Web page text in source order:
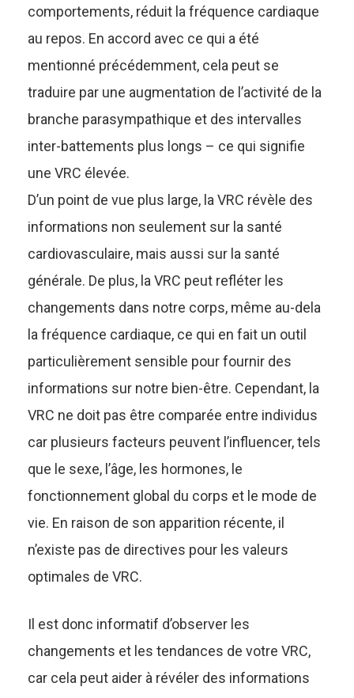
comportements, réduit la fréquence cardiaque
au repos. En accord avec ce qui a été
mentionné précédemment, cela peut se
traduire par une augmentation de l’activité de la
branche parasympathique et des intervalles
inter-battements plus longs – ce qui signifie
une VRC élevée.
D’un point de vue plus large, la VRC révèle des
informations non seulement sur la santé
cardiovasculaire, mais aussi sur la santé
générale. De plus, la VRC peut refléter les
changements dans notre corps, même au-dela
la fréquence cardiaque, ce qui en fait un outil
particulièrement sensible pour fournir des
informations sur notre bien-être. Cependant, la
VRC ne doit pas être comparée entre individus
car plusieurs facteurs peuvent l’influencer, tels
que le sexe, l’âge, les hormones, le
fonctionnement global du corps et le mode de
vie. En raison de son apparition récente, il
n’existe pas de directives pour les valeurs
optimales de VRC.
Il est donc informatif d’observer les
changements et les tendances de votre VRC,
car cela peut aider à révéler des informations